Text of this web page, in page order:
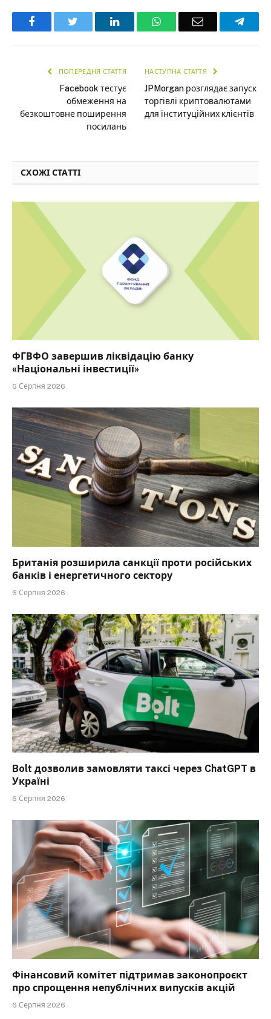
Facebook LinkedInWhatsAppEmail
ПОПЕРЕДНЯ СТАТТЯ
Facebook тестує
обмеження на
безкоштовне поширення
посилань
НАСТУПНА СТАТТЯ
JPMorgan розглядає запуск
торгівлі криптовалютами
для інституційних клієнтів
СХОЖІ СТАТТІ
ФГВФО завершив ліквідацію банку
«Національні інвестиції»
6 Серпня 2026
Британія розширила санкції проти російських
банків і енергетичного сектору
6 Серпня 2026
Bolt дозволив замовляти таксі через ChatGPT в
Україні
6 Серпня 2026
Фінансовий комітет підтримав законопроєкт
про спрощення непублічних випусків акцій
6 Серпня 2026